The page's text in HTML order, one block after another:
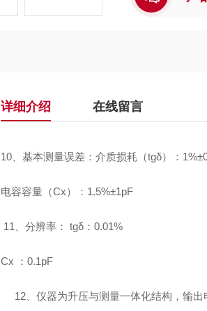
详细介绍 在线留言
10、基本测量误差：介质损耗（tgδ）：
电容容量（Cx）：1.5%±1pF
11、分辨率： tgδ：0.01%
Cx ：0.1pF
12、仪器为升压与测量一体化结构，输出